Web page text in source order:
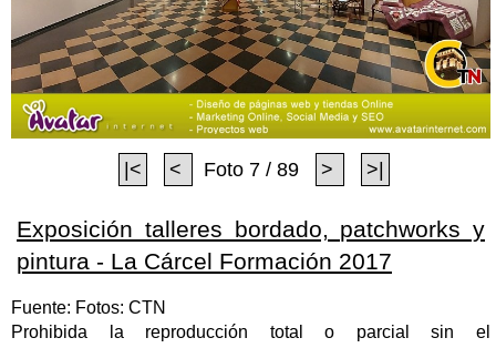
|< < Foto 7 / 89 > >|
Exposición talleres bordado, patchworks y
pintura - La Cárcel Formación 2017
Fuente: Fotos: CTN
Prohibida la reproducción total o parcial sin el